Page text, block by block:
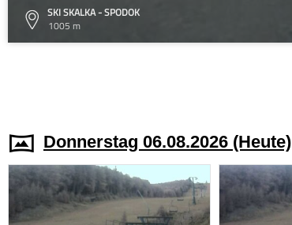
SKI SKALKA - SPODOK
1005 m
Donnerstag 06.08.2026 (Heute)